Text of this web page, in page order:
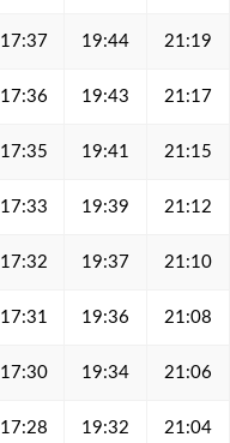
17:37 19:44 21:19
17:36 19:43 21:17
17:35 19:41 21:15
17:33 19:39 21:12
17:32 19:37 21:10
17:31 19:36 21:08
17:30 19:34 21:06
17:28 19:32 21:04